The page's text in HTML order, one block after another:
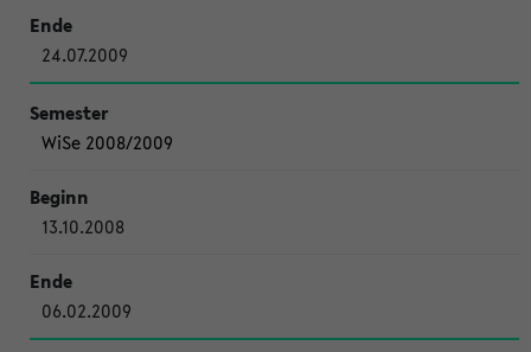
24.07.2009
WiSe 2008/2009
13.10.2008
06.02.2009